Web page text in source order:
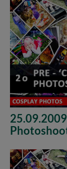
25.09.2009